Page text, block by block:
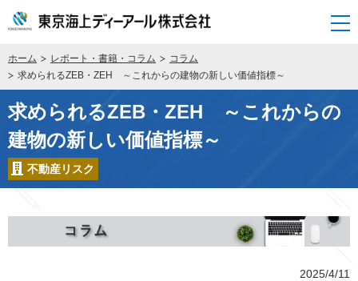
開く
ホーム レポート・書籍・コラム
コラム
求められるZEB・ZEH ～これからの建物の新しい価値指標～
求められるZEB・ZEH ～これからの
建物の新しい価値指標～
不動産リスク
2025/4/11